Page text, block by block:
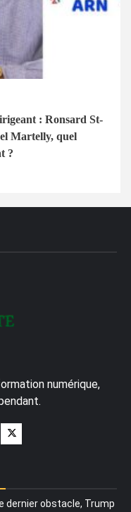
: Ronsard St-
Martelly, quel
?
numérique,
dernier obstacle, Trump